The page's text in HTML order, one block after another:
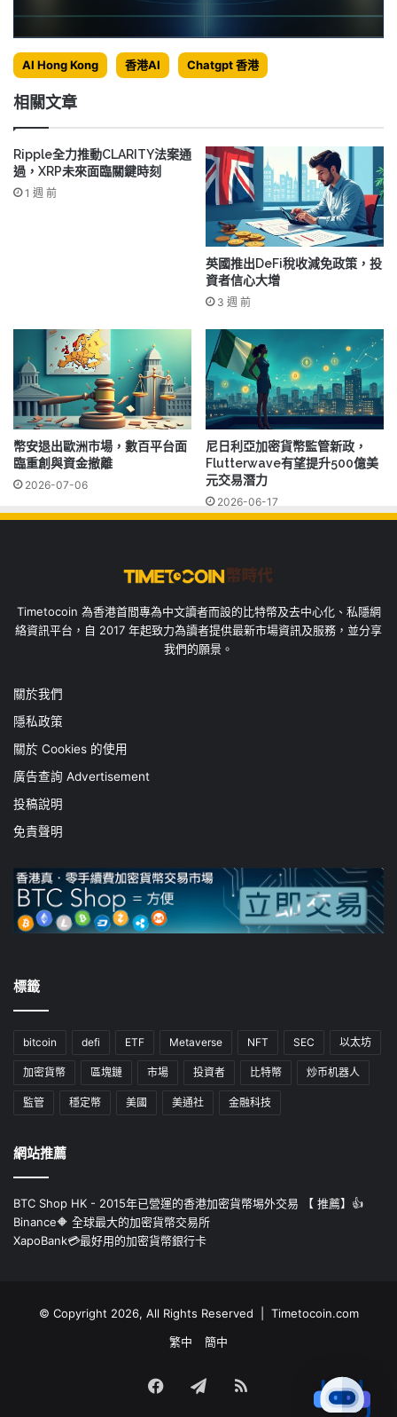
AI Hong Kong 香港AI Chatgpt 香港
相關文章
Ripple全力推動CLARITY法案通
過，XRP未來面臨關鍵時刻
1 週 前
英國推出DeFi稅收減免政策，投
資者信心大增
3 週 前
幣安退出歐洲市場，數百平台面
臨重創與資金撤離
2026-07-06
尼日利亞加密貨幣監管新政，
Flutterwave有望提升500億美
元交易潛力
2026-06-17
Timetocoin 為香港首間專為中文讀者而設的比特幣及去中心化、私隱網
絡資訊平台，自 2017 年起致力為讀者提供最新市場資訊及服務，並分享
我們的願景。
關於我們
隱私政策
關於 Cookies 的使用
廣告查詢 Advertisement
投稿說明
免責聲明
標籤
bitcoin defi ETF Metaverse NFT SEC 以太坊
加密貨幣 區塊鏈 市場 投資者 比特幣 炒币机器人
監管 穩定幣 美國 美通社 金融科技
網站推薦
BTC Shop HK - 2015年已營運的香港加密貨幣埸外交易 【 推薦】👍
Binance🔶 全球最大的加密貨幣交易所
XapoBank💳最好用的加密貨幣銀行卡
© Copyright 2026, All Rights Reserved | Timetocoin.com
繁中
簡中
FacebookTelegram
RSS